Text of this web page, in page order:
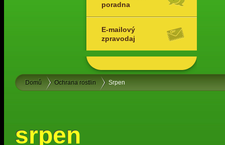
poradna
E-mailový
zpravodaj
Domů Ochrana rostlin Srpen
srpen